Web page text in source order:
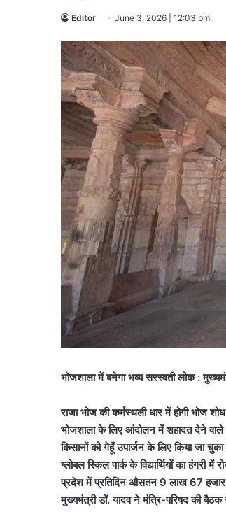
Editor June 3, 2026 | 12:03 pm
भोजशाला में बनेगा भव्य सरस्वती लोक :
राजा भोज की कर्मस्थली धार में होगी भोज
भोजशाला के लिए आंदोलन में शहादत देने वाले
किसानों को गेहूँ उपार्जन के लिए किया जा
ग्लोबल स्किल पार्क के विद्यार्थियों का हंगरी
प्रदेश में प्रतिदिन औसतन 9 लाख 67 हजार
मुख्यमंत्री डॉ. यादव ने मंत्रि-परिषद की बैठक